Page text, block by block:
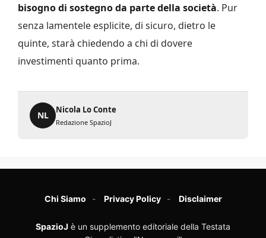
bisogno di sostegno da parte della società. Pur
senza lamentele esplicite, di sicuro, dietro le
quinte, starà chiedendo a chi di dovere
investimenti quanto prima.
NL
Nicola Lo Conte
Redazione SpazioJ
Chi Siamo Privacy Policy Disclaimer
SpazioJ è un supplemento editoriale della Testata